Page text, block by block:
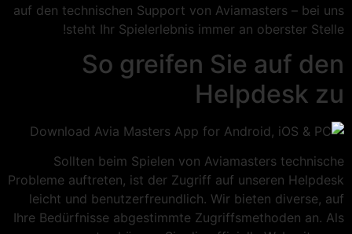
auf den technischen Support von Aviamasters – bei uns
steht Ihr Spielerlebnis immer an oberster Stelle!
So greifen Sie auf den
Helpdesk zu
Sollten beim Spielen von Aviamasters technische
Probleme auftreten, ist der Zugriff auf unseren Helpdesk
leicht und benutzerfreundlich. Wir bieten diverse, auf
Ihre Bedürfnisse abgestimmte Zugriffsmethoden an. Als